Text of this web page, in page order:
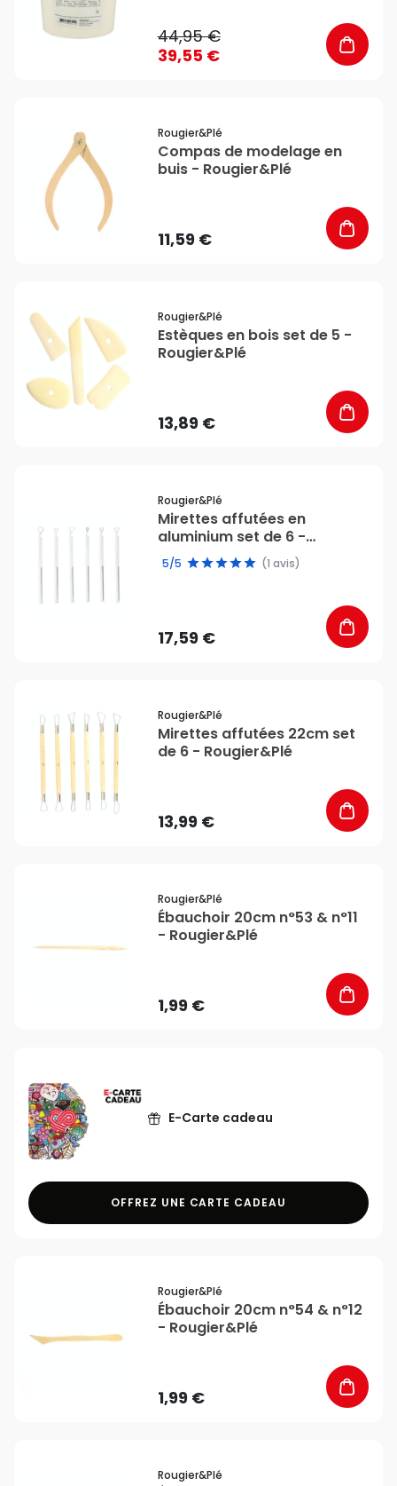
44,95 €
39,55 €
Rougier&plé
Compas de modelage en
buis - Rougier&Plé
11,59 €
Rougier&plé
Estèques en bois set de 5 -
Rougier&Plé
13,89 €
Rougier&plé
Mirettes affutées en
aluminium set de 6 -
Rougier&Plé
5/5 (1 avis)
17,59 €
Rougier&plé
Mirettes affutées 22cm set
de 6 - Rougier&Plé
13,99 €
Rougier&plé
Ébauchoir 20cm n°53 & n°11
- Rougier&Plé
1,99 €
E-Carte cadeau
OFFREZ UNE CARTE CADEAU
Rougier&plé
Ébauchoir 20cm n°54 & n°12
- Rougier&Plé
1,99 €
Rougier&plé